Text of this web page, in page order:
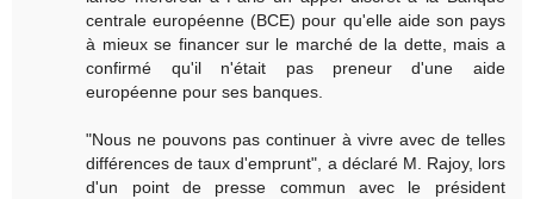
centrale européenne (BCE) pour qu'elle aide son pays
à mieux se financer sur le marché de la dette, mais a
confirmé qu'il n'était pas preneur d'une aide
européenne pour ses banques.
"Nous ne pouvons pas continuer à vivre avec de telles
différences de taux d'emprunt", a déclaré M. Rajoy, lors
d'un point de presse commun avec le président